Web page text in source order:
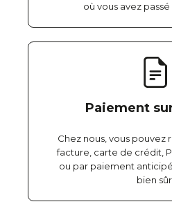
où vous avez
Paiement
Chez nous, vous pouvez
facture, carte de crédit,
ou par paiement
bien sûr.